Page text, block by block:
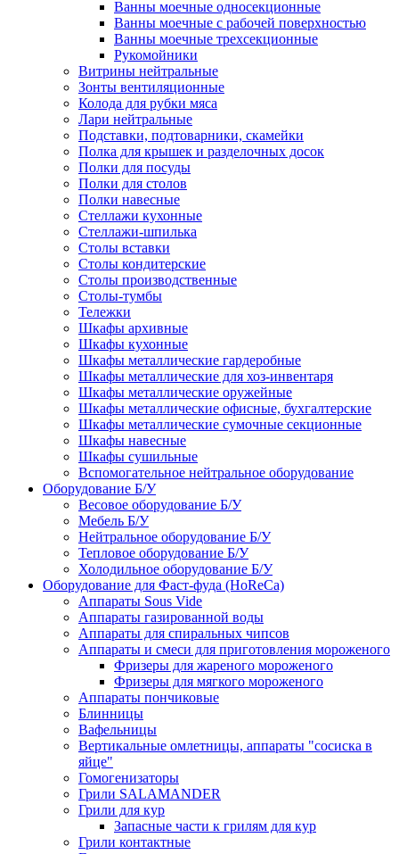
Ванны моечные односекционные
Ванны моечные с рабочей поверхностью
Ванны моечные трехсекционные
Рукомойники
Витрины нейтральные
Зонты вентиляционные
Колода для рубки мяса
Лари нейтральные
Подставки, подтоварники, скамейки
Полка для крышек и разделочных досок
Полки для посуды
Полки для столов
Полки навесные
Стеллажи кухонные
Стеллажи-шпилька
Столы вставки
Столы кондитерские
Столы производственные
Столы-тумбы
Тележки
Шкафы архивные
Шкафы кухонные
Шкафы металлические гардеробные
Шкафы металлические для хоз-инвентаря
Шкафы металлические оружейные
Шкафы металлические офисные, бухгалтерские
Шкафы металлические сумочные секционные
Шкафы навесные
Шкафы сушильные
Вспомогательное нейтральное оборудование
Оборудование Б/У
Весовое оборудование Б/У
Мебель Б/У
Нейтральное оборудование Б/У
Тепловое оборудование Б/У
Холодильное оборудование Б/У
Оборудование для Фаст-фуда (HoReCa)
Аппараты Sous Vide
Аппараты газированной воды
Аппараты для спиральных чипсов
Аппараты и смеси для приготовления мороженого
Фризеры для жареного мороженого
Фризеры для мягкого мороженого
Аппараты пончиковые
Блинницы
Вафельницы
Вертикальные омлетницы, аппараты "сосиска в
яйце"
Гомогенизаторы
Грили SALAMANDER
Грили для кур
Запасные части к грилям для кур
Грили контактные